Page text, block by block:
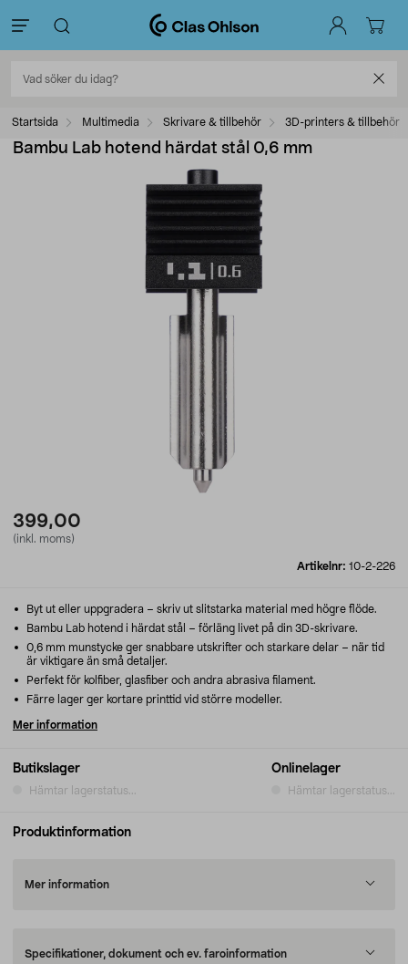
Startsida Multimedia Skrivare & tillbehör 3D-printers & tillbehör
Bambu Lab hotend härdat stål 0,6 mm
399,00
(inkl. moms)
Artikelnr: 10-2-226
Butikslager
Hämtar lagerstatus...
Onlinelager
Hämtar lagerstatus...
Byt ut eller uppgradera – skriv ut slitstarka material med högre flöde.
Bambu Lab hotend i härdat stål – förläng livet på din 3D-skrivare.
0,6 mm munstycke ger snabbare utskrifter och starkare delar – när tid
är viktigare än små detaljer.
Perfekt för kolfiber, glasfiber och andra abrasiva filament.
Färre lager ger kortare printtid vid större modeller.
Mer information
Produktinformation
Mer information
Specifikationer, dokument och ev. faroinformation